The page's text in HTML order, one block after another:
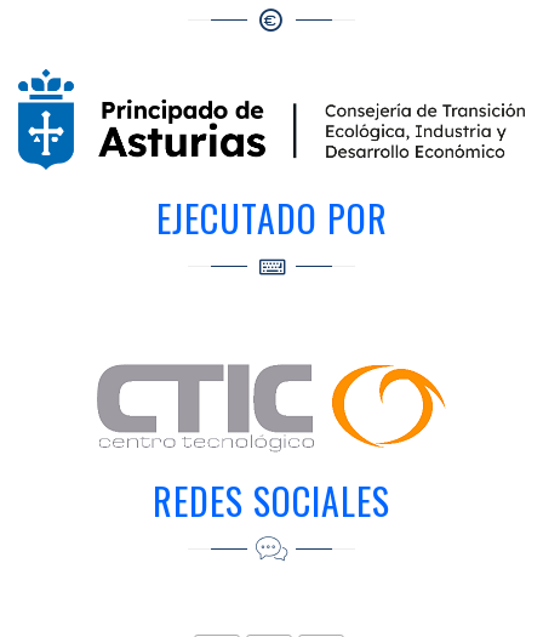
EJECUTADO POR
REDES SOCIALES